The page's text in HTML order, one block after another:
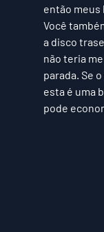
então meus
Você
a disco
não teria
parada. Se
esta é uma
pode